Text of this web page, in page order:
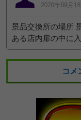
2020年09月
景品交換所の場所
ある店内扉の中に
コメ